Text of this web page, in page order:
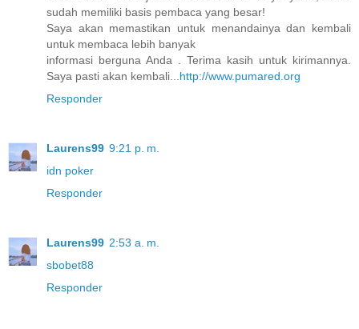
sudah memiliki basis pembaca yang besar!
Saya akan memastikan untuk menandainya dan kembali
untuk membaca lebih banyak
informasi berguna Anda . Terima kasih untuk kirimannya.
Saya pasti akan kembali... http://www.pumared.org
Responder
Laurens99 9:21 p. m.
idn poker
Responder
Laurens99 2:53 a. m.
sbobet88
Responder